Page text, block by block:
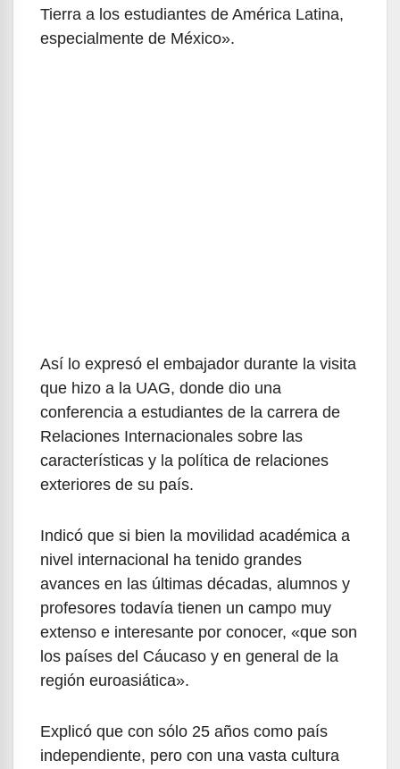
Tierra a los estudiantes de América Latina,
especialmente de México».
Así lo expresó el embajador durante la visita
que hizo a la UAG, donde dio una
conferencia a estudiantes de la carrera de
Relaciones Internacionales sobre las
características y la política de relaciones
exteriores de su país.
Indicó que si bien la movilidad académica a
nivel internacional ha tenido grandes
avances en las últimas décadas, alumnos y
profesores todavía tienen un campo muy
extenso e interesante por conocer, «que son
los países del Cáucaso y en general de la
región euroasiática».
Explicó que con sólo 25 años como país
independiente, pero con una vasta cultura